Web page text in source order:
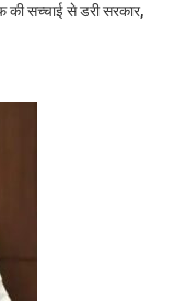
की सच्चाई से डरी सरकार,